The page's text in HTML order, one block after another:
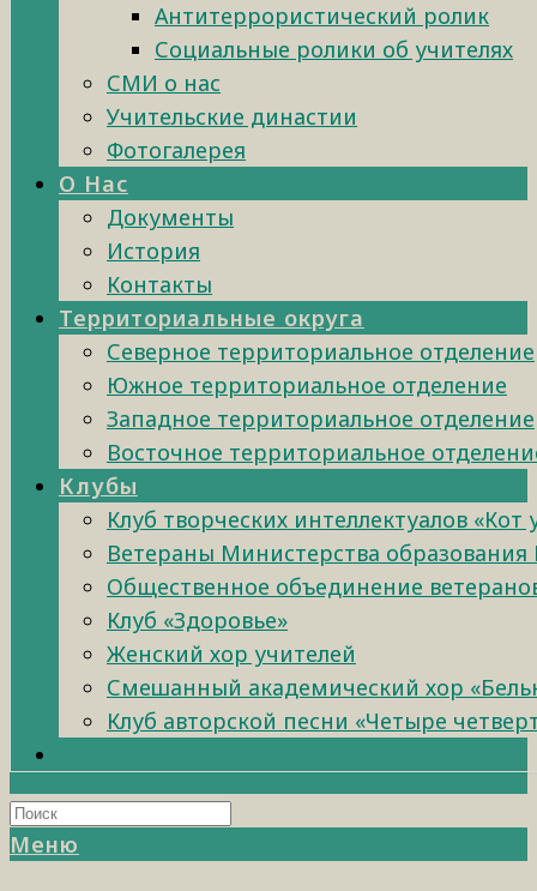
Антитеррористический ролик
Социальные ролики об учителях
СМИ о нас
Учительские династии
Фотогалерея
О Нас
Документы
История
Контакты
Территориальные округа
Северное территориальное отделение
Южное территориальное отделение
Западное территориальное отделение
Восточное территориальное
Клубы
Клуб творческих интеллектуалов «Кот
Ветераны Министерства образования
Общественное объединение
Клуб «Здоровье»
Женский хор учителей
Смешанный академический хор
Клуб авторской песни «Четыре
Меню